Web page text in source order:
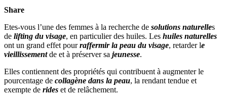
Share
Etes-vous l’une des femmes à la recherche de solutions naturelles
de lifting du visage, en particulier des huiles. Les huiles naturelles
ont un grand effet pourraffermir la peau du visage, retarder le
vieillissementde et à préserver sa jeunesse.
Elles contiennent des propriétés qui contribuent à augmenter le
pourcentage de collagène dans la peau, la rendant tendue et
exempte de rides et de relâchement.